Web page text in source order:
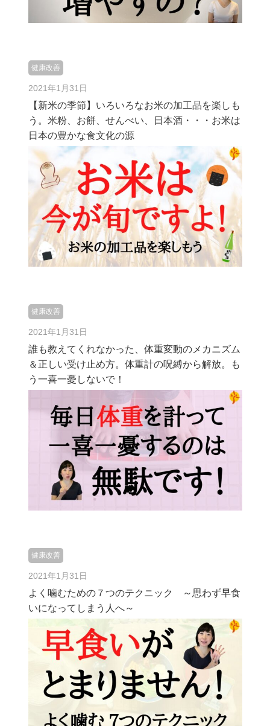
健康改善
2021年1月31日
【新米の季節】いろいろなお米の加工品を楽しも
う。米粉、お餅、せんべい、日本酒・・・お米は
日本の豊かな食文化の源
健康改善
2021年1月31日
誰も教えてくれなかった、体重変動のメカニズム
＆正しい受け止め方。体重計の呪縛から解放。も
う一喜一憂しないで！
健康改善
2021年1月31日
よく噛むための７つのテクニック ～思わず早食
いになってしまう人へ～